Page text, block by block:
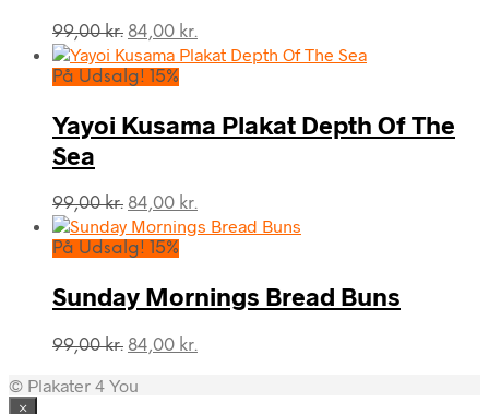
99,00kr. Den
oprindelige
pris
99,00 kr..
84,00 kr.
aktuelle
84,00 kr..
På Udsalg! 15%
Yayoi Kusama Plakat Depth Of The
Sea
99,00kr. Den
oprindelige
pris
99,00 kr..
84,00 kr.
aktuelle
84,00 kr..
På Udsalg! 15%
Sunday Mornings Bread Buns
99,00kr. Den
pris
84,00 kr.
© Plakater 4 You
×